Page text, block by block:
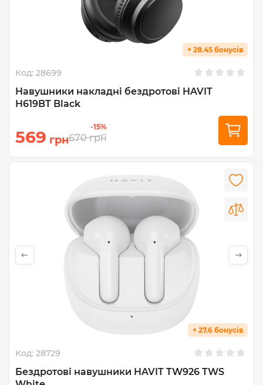
+ 28.45 бонусів
Код: 28699
Навушники накладні бездротові HAVIT
H619BT Black
569 грн
-15%
670 грн
+ 27.6 бонусів
Код: 28729
Бездротові навушники HAVIT TW926 TWS